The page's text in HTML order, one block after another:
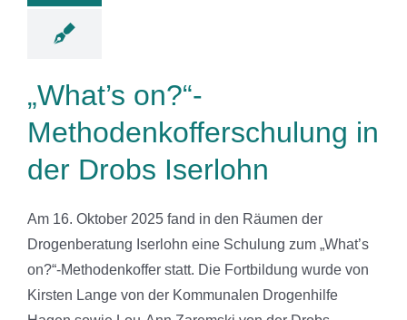
„What’s on?“-
Methodenkofferschulung in
der Drobs Iserlohn
Am 16. Oktober 2025 fand in den Räumen der
Drogenberatung Iserlohn eine Schulung zum „What’s
on?“-Methodenkoffer statt. Die Fortbildung wurde von
Kirsten Lange von der Kommunalen Drogenhilfe